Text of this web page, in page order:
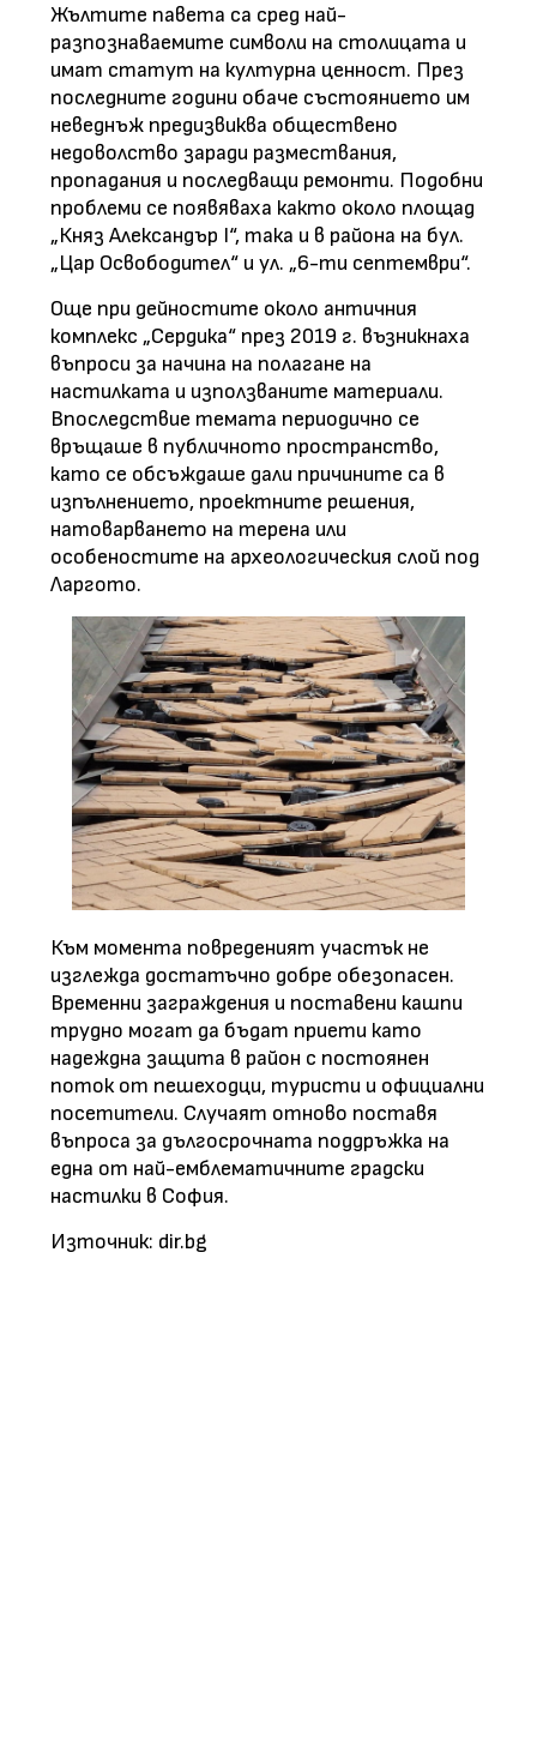
Жълтите павета са сред най-
разпознаваемите символи на столицата и
имат статут на културна ценност. През
последните години обаче състоянието им
неведнъж предизвиква обществено
недоволство заради размествания,
пропадания и последващи ремонти. Подобни
проблеми се появяваха както около площад
„Княз Александър I“, така и в района на бул.
„Цар Освободител“ и ул. „6-ти септември“.
Още при дейностите около античния
комплекс „Сердика“ през 2019 г. възникнаха
въпроси за начина на полагане на
настилката и използваните материали.
Впоследствие темата периодично се
връщаше в публичното пространство,
като се обсъждаше дали причините са в
изпълнението, проектните решения,
натоварването на терена или
особеностите на археологическия слой под
Ларгото.
Към момента повреденият участък не
изглежда достатъчно добре обезопасен.
Временни заграждения и поставени кашпи
трудно могат да бъдат приети като
надеждна защита в район с постоянен
поток от пешеходци, туристи и официални
посетители. Случаят отново поставя
въпроса за дългосрочната поддръжка на
една от най-емблематичните градски
настилки в София.
Източник: dir.bg